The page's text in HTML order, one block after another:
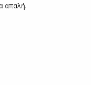
απαλή.